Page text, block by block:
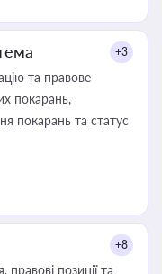
+3
та правове
покарань,
покарань та статус
+8
позиції та